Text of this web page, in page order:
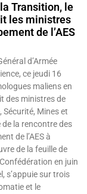
Transition, le
les ministres
de l’AES
d’Armée
ce jeudi 16
maliens en
des ministres de
Sécurité, Mines et
la rencontre des
de l’AES à
de la feuille de
en juin
s’appuie sur trois
et le